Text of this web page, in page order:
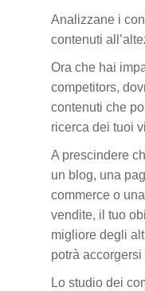
Analizzane i
contenuti
Ora che hai
competitors,
contenuti che
ricerca dei tuoi
A prescindere
un blog, una
commerce o
vendite, il tuo
migliore degli
potrà accorgersi
Lo studio dei